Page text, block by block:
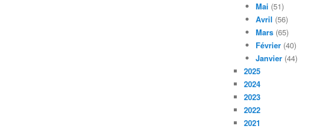
Mai (51)
Avril (56)
Mars (65)
Février (40)
Janvier (44)
2025
2024
2023
2022
2021